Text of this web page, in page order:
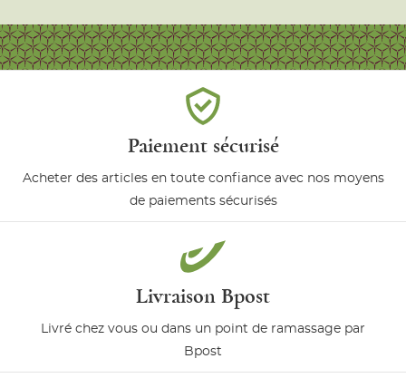
Paiement sécurisé
Acheter des articles en toute confiance avec nos moyens
de paiements sécurisés
Livraison Bpost
Livré chez vous ou dans un point de ramassage par
Bpost